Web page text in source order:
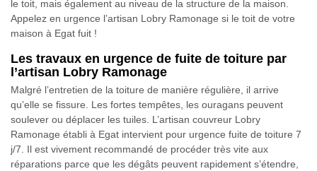
le toit, mais également au niveau de la structure de la maison.
Appelez en urgence l’artisan Lobry Ramonage si le toit de votre
maison à Egat fuit !
Les travaux en urgence de fuite de toiture par
l’artisan Lobry Ramonage
Malgré l’entretien de la toiture de manière régulière, il arrive
qu’elle se fissure. Les fortes tempêtes, les ouragans peuvent
soulever ou déplacer les tuiles. L’artisan couvreur Lobry
Ramonage établi à Egat intervient pour urgence fuite de toiture 7
j/7. Il est vivement recommandé de procéder très vite aux
réparations parce que les dégâts peuvent rapidement s’étendre,